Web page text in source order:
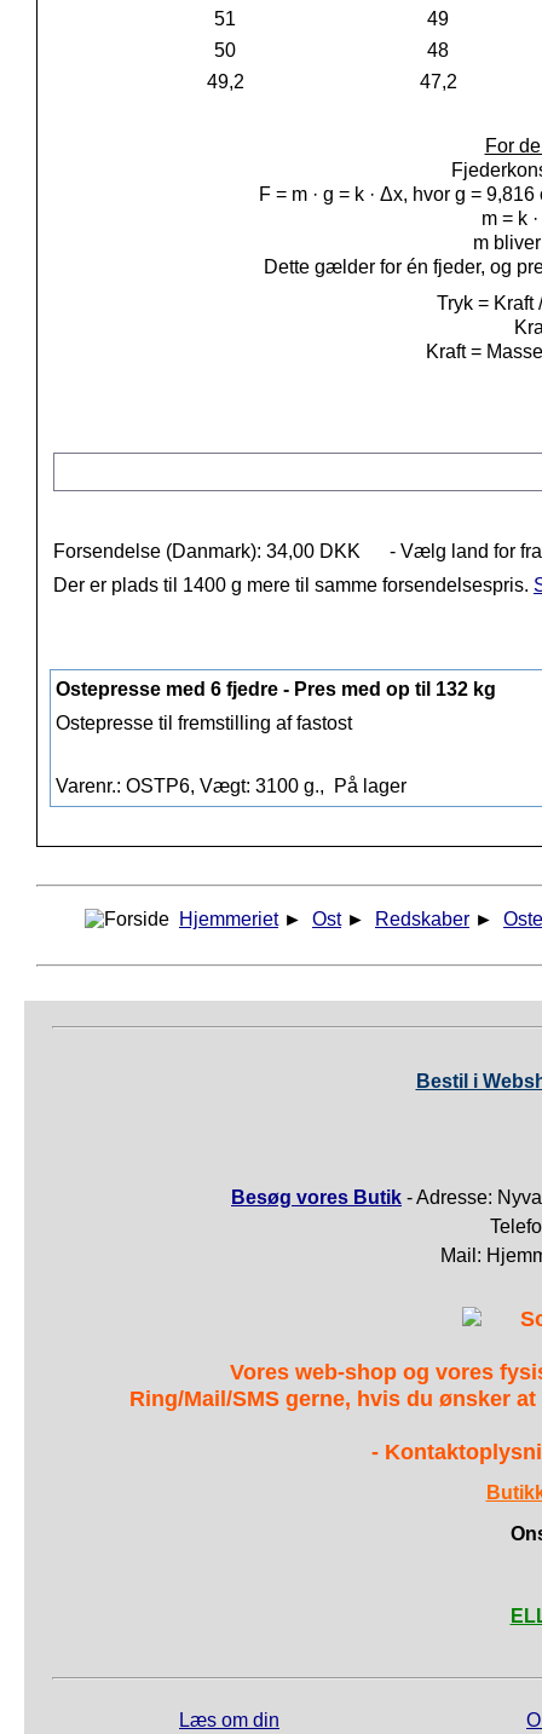
51
49
50
48
49,2
47,2
For
F = m · g = k · Δx, hvor g =
m = k ·
m
Dette gælder for én fjeder, og
Tryk = Kraft
Kraft = Masse
Forsendelse (Danmark): 34,00 DKK
- Vælg land for
Der er plads til 1400 g mere til samme forsendelsespris.
Ostepresse med 6 fjedre - Pres med op til 132 kg
Ostepresse til fremstilling af fastost
Varenr.: OSTP6, Vægt: 3100 g., På lager
Hjemmeriet ► Ost ► Redskaber ►
Bestil i
Besøg vores Butik - Adresse:
Mail:
Vores web-shop og vores
Ring/Mail/SMS gerne, hvis du ønsker
-
Læs om din